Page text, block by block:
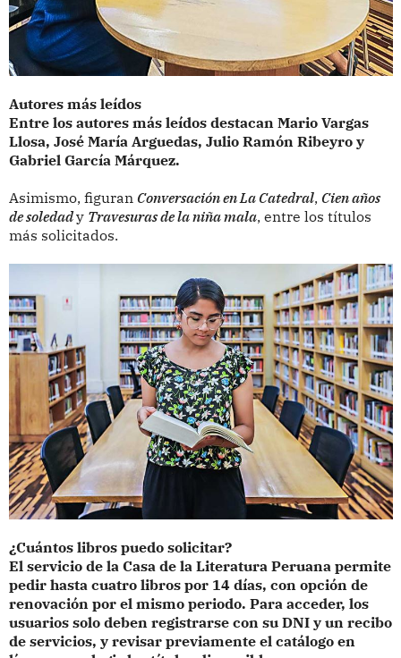
Autores más leídos
Entre los autores más leídos destacan Mario Vargas
Llosa, José María Arguedas, Julio Ramón Ribeyro y
Gabriel García Márquez.
Asimismo, figuran Conversación en La Catedral, Cien años
de soledady Travesuras de la niña mala, entre los títulos
más solicitados.
¿Cuántos libros puedo solicitar?
El servicio de la Casa de la Literatura Peruana permite
pedir hasta cuatro libros por 14 días, con opción de
renovación por el mismo periodo. Para acceder, los
usuarios solo deben registrarse con su DNI y un recibo
de servicios, y revisar previamente el catálogo en